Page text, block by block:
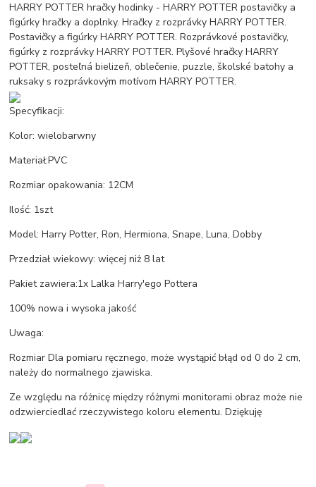
HARRY POTTER hračky hodinky - HARRY POTTER postavičky a
figúrky hračky a doplnky. Hračky z rozprávky HARRY POTTER.
Postavičky a figúrky HARRY POTTER. Rozprávkové postavičky,
figúrky z rozprávky HARRY POTTER. Plyšové hračky HARRY
POTTER, posteľná bielizeň, oblečenie, puzzle, školské batohy a
ruksaky s rozprávkovým motívom HARRY POTTER.
Specyfikacji:
Kolor: wielobarwny
Materiał:PVC
Rozmiar opakowania: 12CM
Ilość: 1szt
Model: Harry Potter, Ron, Hermiona, Snape, Luna, Dobby
Przedział wiekowy: więcej niż 8 lat
Pakiet zawiera:1x Lalka Harry'ego Pottera
100% nowa i wysoka jakość
Uwaga:
Rozmiar Dla pomiaru ręcznego, może wystąpić błąd od 0 do 2 cm,
należy do normalnego zjawiska.
Ze względu na różnicę między różnymi monitorami obraz może nie
odzwierciedlać rzeczywistego koloru elementu. Dziękuję